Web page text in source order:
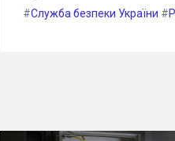
#Служба безпеки України #